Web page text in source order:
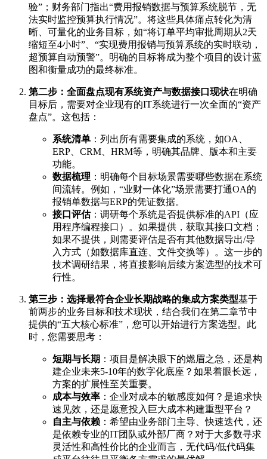
验”；财务部门指出“费用报销数据与预算系统脱节，无
法实时监控预算执行情况”。将这些具体痛点转化为清
晰、可量化的业务目标，如“将订单平均审批周期从2天
缩短至4小时”、“实现费用报销与预算系统的实时联动，
超预算自动预警”。明确的目标将成为整个项目的设计蓝
图和衡量成功的最终标准。
第二步：全面盘点现有系统资产与数据接口现状在明确
目标后，需要对企业现有的IT系统进行一次全面的“资产
盘点”。这包括：
系统清单 ：列出所有需要集成的系统，如OA、
ERP、CRM、HRM等，明确其品牌、版本和主要
功能。
数据梳理 ：明确每个目标场景需要哪些数据在系统
间流转。例如，“业财一体化”场景需要打通OA的
报销单数据与ERP的凭证数据。
接口评估：调研每个系统是否提供标准的API（应
用程序编程接口）。如果提供，获取其接口文档；
如果不提供，则需要评估是否有其他数据导出/导
入方式（如数据库直连、文件交换等）。这一步的
技术调研结果，将直接影响后续方案选型的技术可
行性。
第三步：选择最符合企业长期战略的集成方案类型基于
前两步的业务目标和技术现状，结合我们在第二章节中
提供的“五大核心标准”，您可以开始进行方案选型。此
时，您需要思考：
短期与长期 ：项目是解决眼下的燃眉之急，还是构
建企业未来5-10年的数字化底座？如果着眼长远，
方案的扩展性至关重要。
成本与效率 ：企业对成本的敏感度如何？是追求快
速见效，还是愿意投入巨大成本构建重型平台？
自主与依赖 ：希望由业务部门主导、快速迭代，还
是依赖专业的IT团队或外部厂商？对于大多数寻求
灵活性和高性价比的企业而言，无代码/低代码集